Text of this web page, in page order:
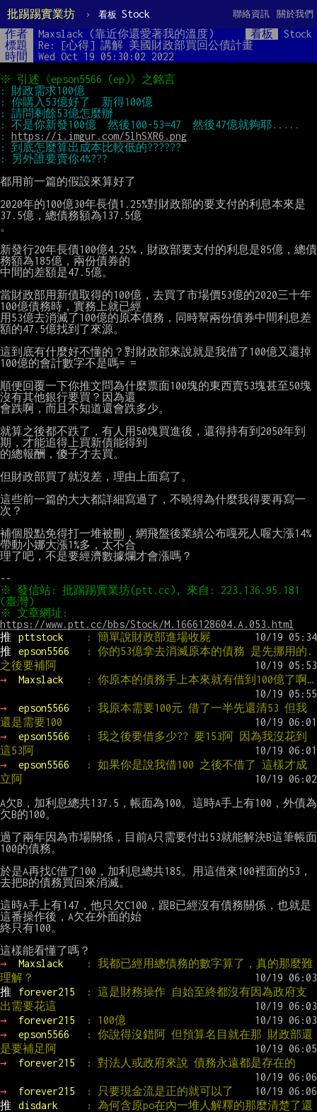
批踢踢實業坊 › 看板 Stock 關於我們
聯絡資訊
作者 Maxslack (靠近你還愛著我的溫度) 看板
Stock
標題
Re: [心得] 講解 美國財政部買回公債計畫
時間
Wed Oct 19 05:30:02 2022
: https://i.imgur.com/5lhSXR6.png
都用前一篇的假設來算好了
2020年的100億30年長債1.25%對財政部的要支付的利息本來是
37.5億，總債務額為137.5億
。
新發行20年長債100億4.25%，財政部要支付的利息是85億，總債
務額為185億，兩份債券的
中間的差額是47.5億。
當財政部用新債取得的100億，去買了市場價53億的2020三十年
100億債務時，實務上就已經
用53億去消滅了100億的原本債務，同時幫兩份債券中間利息差
額的47.5億找到了來源。
這到底有什麼好不懂的？對財政部來說就是我借了100億又還掉
100億的會計數字不是嗎= =
順便回覆一下你推文問為什麼票面100塊的東西賣53塊甚至50塊
沒有其他銀行要買？因為還
會跌啊，而且不知道還會跌多少。
就算之後都不跌了，有人用50塊買進後，還得持有到2050年到
期，才能追得上買新債能得到
的總報酬，傻子才去買。
但財政部買了就沒差，理由上面寫了。
這些前一篇的大大都詳細寫過了，不曉得為什麼我得要再寫一
次？
補個股點免得打一堆被刪，網飛盤後業績公布嘎死人喔大漲14%
帶動小娜大漲1%多，太不合
理了吧，不是要經濟數據爛才會漲嗎？
※ 發信站: 批踢踢實業坊(ptt.cc), 來自: 223.136.95.181
https://www.ptt.cc/bbs/Stock/M.1666128604.A.053.html
推
pttstock
: 簡單說財政部進場收屍
推
epson5566
: 你的53億拿去消滅原本的債務 是先挪用的.
之後要補阿
→
Maxslack : 你原本的債務手上本來就有借到100億了啊…
→ epson5566
: 我原本需要100元 借了一半先還清53 但我
還是需要100
→
epson5566
: 我之後要借多少?? 要153阿 因為我沒花到
這53阿
→
epson5566
: 如果你是說我借100 之後不借了 這樣才成
立阿
A欠B，加利息總共137.5，帳面為100。這時A手上有100，外債為
欠B的100。
過了兩年因為市場關係，目前A只需要付出53就能解決B這筆帳面
100的債務。
於是A再找C借了100，加利息總共185。用這借來100裡面的53，
去把B的債務買回來消滅。
這時A手上有147，他只欠C100，跟B已經沒有債務關係，也就是
這番操作後，A欠在外面的始
終只有100。
→
Maxslack
: 我都已經用總債務的數字算了，真的那麼難
理解？
推
forever215
: 這是財務操作 自始至終都沒有因為政府支
出需要花這
→
forever215
: 100億
→
epson5566
: 你說得沒錯阿 但預算名目就在那 財政部還
是要補足阿
→
forever215 : 對法人或政府來說 債務永遠都是存在的
→ forever215
: 只要現金流是正的就可以了
推
disdark
: 為何含原po在內一堆人解釋的那麼清楚了還